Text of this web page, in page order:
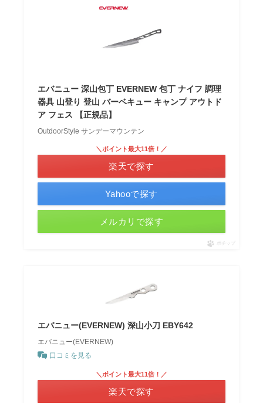
エバニュー 深山包丁 EVERNEW 包丁 ナイフ 調理
器具 山登り 登山 バーベキュー キャンプ アウトド
ア フェス 【正規品】
OutdoorStyle サンデーマウンテン
＼ポイント最大11倍！／
楽天で探す
Yahooで探す
メルカリで探す
ポチップ
エバニュー(EVERNEW) 深山小刀 EBY642
エバニュー(EVERNEW)
口コミを見る
＼ポイント最大11倍！／
楽天で探す